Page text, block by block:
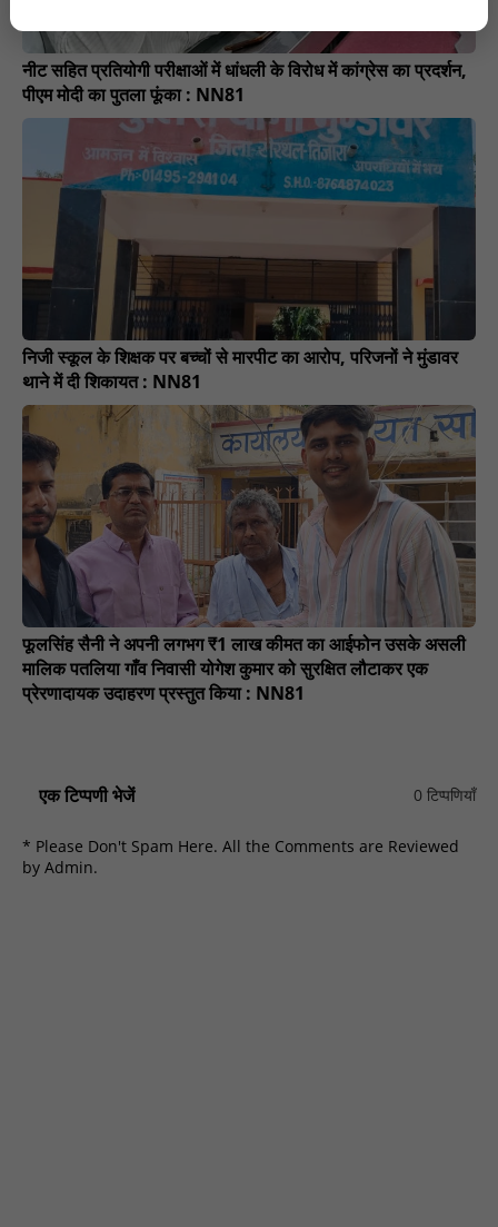
नीट सहित प्रतियोगी परीक्षाओं में धांधली के विरोध में कांग्रेस का प्रदर्शन,
पीएम मोदी का पुतला फूंका : NN81
निजी स्कूल के शिक्षक पर बच्चों से मारपीट का आरोप, परिजनों ने मुंडावर
थाने में दी शिकायत : NN81
फूलसिंह सैनी ने अपनी लगभग ₹1 लाख कीमत का आईफोन उसके असली
मालिक पतलिया गाँव निवासी योगेश कुमार को सुरक्षित लौटाकर एक
प्रेरणादायक उदाहरण प्रस्तुत किया : NN81
एक टिप्पणी भेजें 0 टिप्पणियाँ
* Please Don't Spam Here. All the Comments are Reviewed
by Admin.